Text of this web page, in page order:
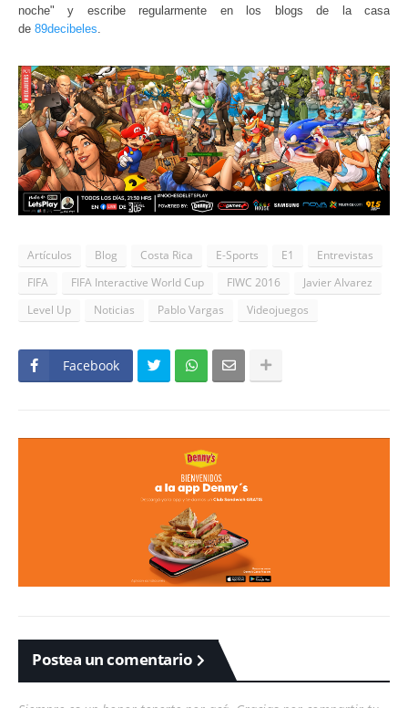
noche" y escribe regularmente en los blogs de la casa
de 89decibeles
Artículos Blog Costa Rica E-Sports E1
Entrevistas
FIFA
FIFA Interactive World Cup FIWC 2016
Javier Alvarez
Level Up
Noticias Pablo Vargas Videojuegos
Facebook
Postea un comentario